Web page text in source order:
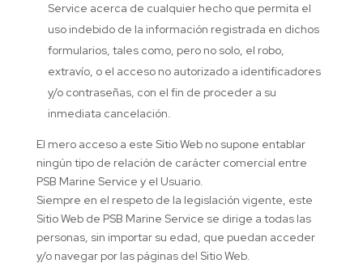
Service acerca de cualquier hecho que permita el
uso indebido de la información registrada en dichos
formularios, tales como, pero no solo, el robo,
extravío, o el acceso no autorizado a identificadores
y/o contraseñas, con el fin de proceder a su
inmediata cancelación.
El mero acceso a este Sitio Web no supone entablar
ningún tipo de relación de carácter comercial entre
PSB Marine Service y el Usuario.
Siempre en el respeto de la legislación vigente, este
Sitio Web de PSB Marine Service se dirige a todas las
personas, sin importar su edad, que puedan acceder
y/o navegar por las páginas del Sitio Web.